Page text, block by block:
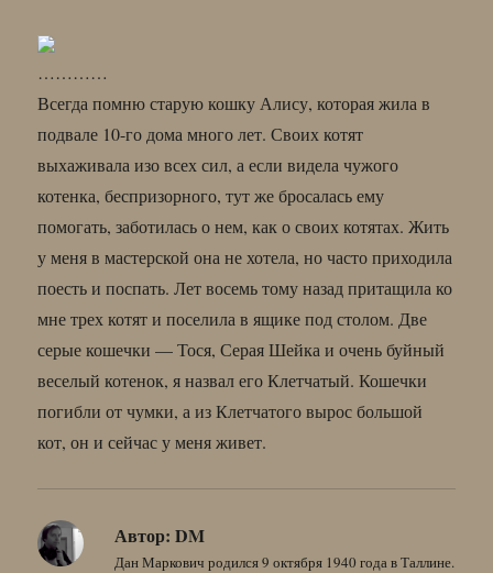
…………
Всегда помню старую кошку Алису, которая жила в
подвале 10-го дома много лет. Своих котят
выхаживала изо всех сил, а если видела чужого
котенка, беспризорного, тут же бросалась ему
помогать, заботилась о нем, как о своих котятах. Жить
у меня в мастерской она не хотела, но часто приходила
поесть и поспать. Лет восемь тому назад притащила ко
мне трех котят и поселила в ящике под столом. Две
серые кошечки — Тося, Серая Шейка и очень буйный
веселый котенок, я назвал его Клетчатый. Кошечки
погибли от чумки, а из Клетчатого вырос большой
кот, он и сейчас у меня живет.
Автор: DM
Дан Маркович родился 9 октября 1940 года в Таллине.